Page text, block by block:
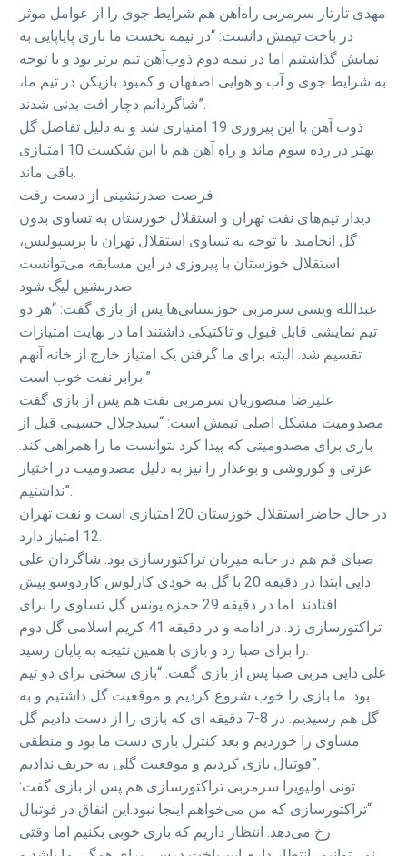
مهدی تارتار سرمربی راه‌آهن هم شرایط جوی را از عوامل موثر
در باخت تیمش دانست: “در نیمه نخست ما بازی پایاپایی به
نمایش گذاشتیم اما در نیمه دوم ذوب‌آهن تیم برتر بود و با توجه
به شرایط جوی و آب و هوایی اصفهان و کمبود بازیکن در تیم ما،
شاگردانم دچار افت بدنی شدند”.
ذوب آهن با این پیروزی 19 امتیازی شد و به دلیل تفاضل گل
بهتر در رده سوم ماند و راه آهن هم با این شکست 10 امتیازی
باقی ماند.
فرصت صدرنشینی از دست رفت
دیدار تیم‌های نفت تهران و استقلال خوزستان به تساوی بدون
گل انجامید. با توجه به تساوی استقلال تهران با پرسپولیس،
استقلال خوزستان با پیروزی در این مسابقه می‌توانست
صدرنشین لیگ شود.
عبدالله ویسی سرمربی خوزستانی‌ها پس از بازی گفت: “هر دو
تیم نمایشی قابل قبول و تاکتیکی داشتند اما در نهایت امتیازات
تقسیم شد. البته برای ما گرفتن یک امتیاز خارج از خانه آنهم
برابر نفت خوب است.”
علیرضا منصوریان سرمربی نفت هم پس از بازی گفت
مصدومیت مشکل اصلی تیمش است: “سیدجلال حسینی قبل از
بازی برای مصدومیتی که پیدا کرد نتوانست ما را همراهی کند.
عزتی و کوروشی و بوعذار را نیز به دلیل مصدومیت در اختیار
نداشتیم”.
در حال حاضر استقلال خوزستان 20 امتیازی است و نفت تهران
12 امتیاز دارد.
صبای قم هم در خانه میزبان تراکتورسازی بود. شاگردان علی
دایی ابتدا در دقیقه 20 با گل به خودی کارلوس کاردوسو پیش
افتادند. اما در دقیقه 29 حمزه یونس گل تساوی را برای
تراکتورسازی زد. در ادامه و در دقیقه 41 کریم اسلامی گل دوم
را برای صبا زد و بازی با همین نتیجه به پایان رسید.
علی دایی مربی صبا پس از بازی گفت: “بازی سختی برای دو تیم
بود. ما بازی را خوب شروع کردیم و موقعیت گل داشتیم و به
گل هم رسیدیم. در 8-7 دقیقه ای که بازی را از دست دادیم گل
مساوی را خوردیم و بعد کنترل بازی دست ما بود و منطقی
فوتبال بازی کردیم و موقعیت گلی به حریف ندادیم”.
تونی اولیویرا سرمربی تراکتور‌سازی هم پس از بازی گفت:
“تراکتورسازی که من می‌خواهم اینجا نبود.این اتفاق در فوتبال
رخ می‌دهد. انتظار داریم که بازی خوبی بکنیم اما وقتی